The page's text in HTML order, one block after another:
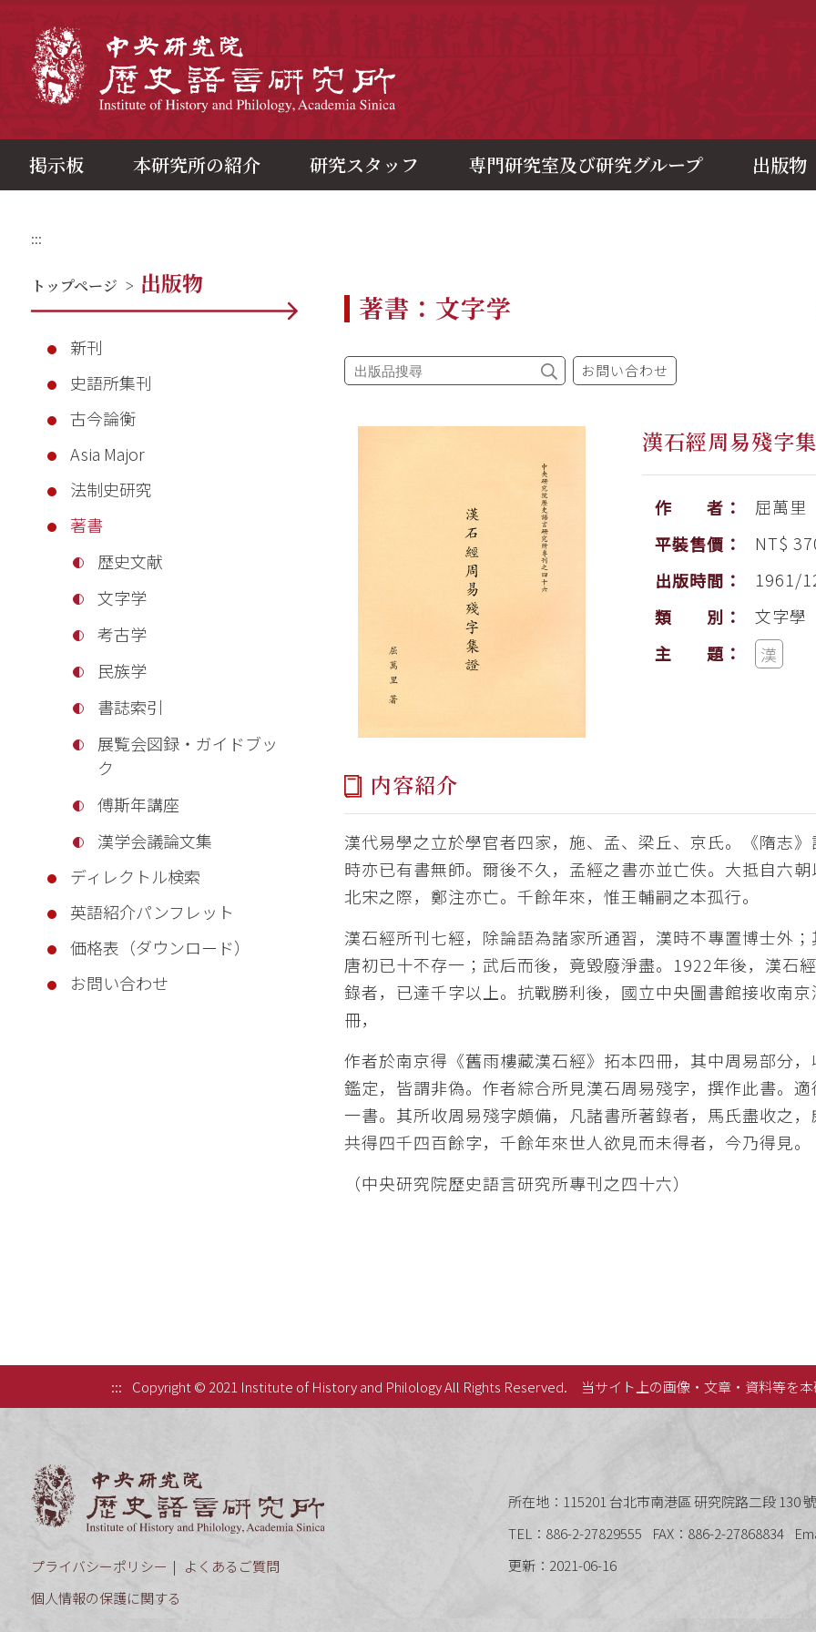
掲示板 本研究所の紹介 研究スタッフ 専門研究室及び研究グループ 出版物
:::
トップページ > 出版物
新刊
史語所集刊
古今論衡
Asia Major
法制史研究
著書
歴史文献
文字学
考古学
民族学
書誌索引
展覧会図録・ガイドブッ
ク
傅斯年講座
漢学会議論文集
ディレクトル検索
英語紹介パンフレット
価格表（ダウンロード）
お問い合わせ
著書：文字学
お問い合わせ
漢石經周易殘字
作 者：
屈萬里
平裝售價：
NT$
出版時間：
1961/
類 別：
文字學
主 題：
漢
内容紹介
漢代易學之立於學官者四家，施、孟、梁丘、京氏。《隋志
時亦已有書無師。爾後不久，孟經之書亦並亡佚。大抵自六
北宋之際，鄭注亦亡。千餘年來，惟王輔嗣之本孤行。
漢石經所刊七經，除論語為諸家所通習，漢時不專置博士外
唐初已十不存一；武后而後，竟毀廢淨盡。1922年後，漢石
錄者，已達千字以上。抗戰勝利後，國立中央圖書館接收南
冊，
作者於南京得《舊雨樓藏漢石經》拓本四冊，其中周易部分
鑑定，皆謂非偽。作者綜合所見漢石周易殘字，撰作此書。
一書。其所收周易殘字頗備，凡諸書所著錄者，馬氏盡收之
共得四千四百餘字，千餘年來世人欲見而未得者，今乃得見。
（中央研究院歷史語言研究所專刊之四十六）
::: Copyright © 2021 Institute of History and Philology All Rights Reserved. 当サイト上の画像・文章・資料等を
プライバシーポリシー
よくあるご質問
個人情報の保護に関する
所在地：115201 台北市南港區 研究院路二段 130
TEL：886-2-27829555
FAX：886-2-27868834
更新：2021-06-16